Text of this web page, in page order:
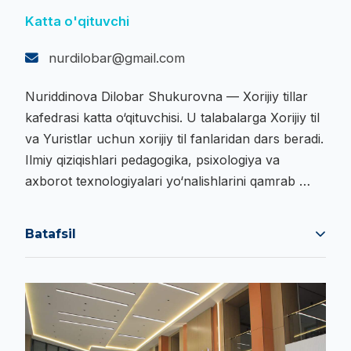
Katta o'qituvchi
nurdilobar@gmail.com
Nuriddinova Dilobar Shukurovna — Xorijiy tillar
kafedrasi katta o‘qituvchisi. U talabalarga Xorijiy til
va Yuristlar uchun xorijiy til fanlaridan dars beradi.
Ilmiy qiziqishlari pedagogika, psixologiya va
axborot texnologiyalari yo‘nalishlarini qamrab …
Batafsil
kafedrasi katta o‘qituvchisi. U talabalarga Xorijiy til
va Yuristlar uchun xorijiy til fanlaridan dars beradi.
Ilmiy qiziqishlari pedagogika, psixologiya va